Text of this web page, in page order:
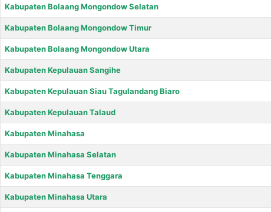
Kabupaten Bolaang Mongondow Selatan
Kabupaten Bolaang Mongondow Timur
Kabupaten Bolaang Mongondow Utara
Kabupaten Kepulauan Sangihe
Kabupaten Kepulauan Siau Tagulandang Biaro
Kabupaten Kepulauan Talaud
Kabupaten Minahasa
Kabupaten Minahasa Selatan
Kabupaten Minahasa Tenggara
Kabupaten Minahasa Utara